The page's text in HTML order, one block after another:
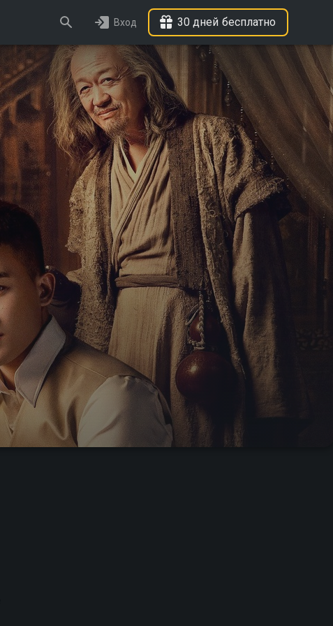
Вход 30 дней бесплатно